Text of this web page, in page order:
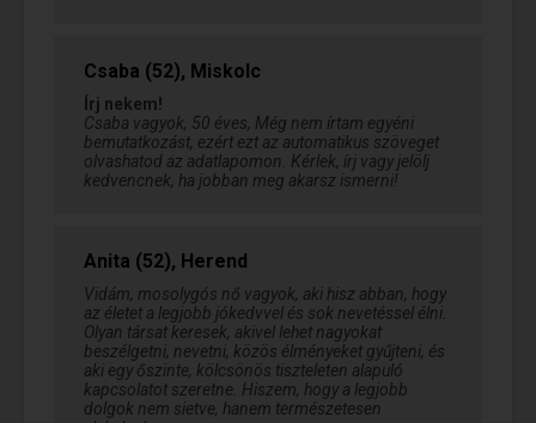
Csaba (52), Miskolc
Írj nekem!
Csaba vagyok, 50 éves, Még nem írtam egyéni
bemutatkozást, ezért ezt az automatikus szöveget
olvashatod az adatlapomon. Kérlek, írj vagy jelölj
kedvencnek, ha jobban meg akarsz ismerni!
Anita (52), Herend
Vidám, mosolygós nő vagyok, aki hisz abban, hogy
az életet a legjobb jókedvvel és sok nevetéssel élni.
Olyan társat keresek, akivel lehet nagyokat
beszélgetni, nevetni, közös élményeket gyűjteni, és
aki egy őszinte, kölcsönös tiszteleten alapuló
kapcsolatot szeretne. Hiszem, hogy a legjobb
dolgok nem sietve, hanem természetesen